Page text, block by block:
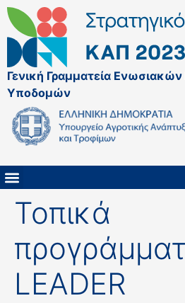
Γενική Γραμματεία
Υποδομών
Τοπικά
LEADER